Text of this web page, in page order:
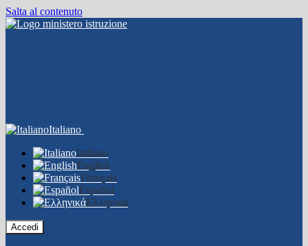
Salta al contenuto
Italiano
Italiano
English
Français
Español
Ελληνικά
Accedi